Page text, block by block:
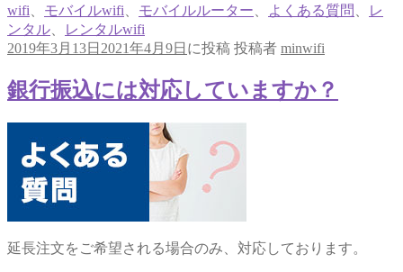
wifi
モバイルwifi モバイルルーター よくある質問
レ
ンタル
レンタルwifi
2019年3月13日 2021年4月9日 に投稿 投稿者 minwifi
銀行振込には対応していますか？
延長注文をご希望される場合のみ、対応しております。